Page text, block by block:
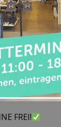
FREI!